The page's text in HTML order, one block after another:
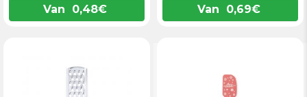
Van 0,48€ Van 0,69€